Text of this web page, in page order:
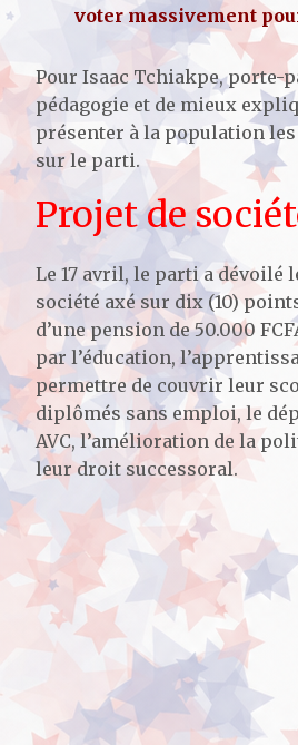
voter massivement
Pour Isaac Tchiakpe, porte-
pédagogie et de mieux
présenter à la population
sur le parti.
Projet de
Le 17 avril, le parti a dévoilé
société axé sur dix (10)
d’une pension de 50.000
par l’éducation,
permettre de couvrir leur
diplômés sans emploi, le
AVC, l’amélioration de la
leur droit successoral.